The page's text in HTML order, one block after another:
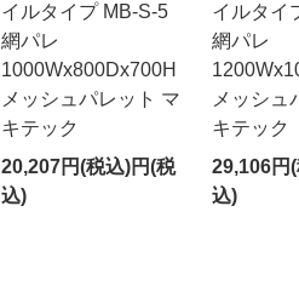
イルタイプ MB-S-5
網パレ
1000Wx800Dx700H
メッシュパレット マ
キテック
20,207円(税込)円(税
込)
イルタイ
網パレ
メッシュ
キテック
29,106円
込)